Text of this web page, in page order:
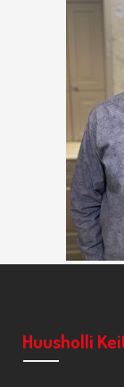
Huusholli